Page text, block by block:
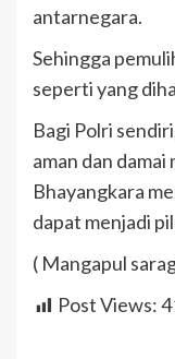
antarnegara.
Sehingga
seperti yang
Bagi Polri
aman dan
Bhayangkara
dapat menjadi
( Mangapul
Post Views: